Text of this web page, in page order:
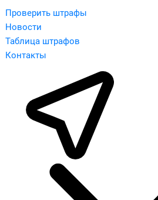
Проверить штрафы
Новости
Таблица штрафов
Контакты